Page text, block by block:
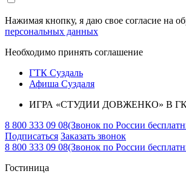
Нажимая кнопку, я даю свое согласие на
персональных данных
Необходимо принять соглашение
ГТК Суздаль
Афиша Суздаля
ИГРА «СТУДИИ ДОВЖЕНКО» В
8 800 333 09 08(Звонок по России
Подписаться Заказать звонок
8 800 333 09 08(Звонок по России
Гостиница